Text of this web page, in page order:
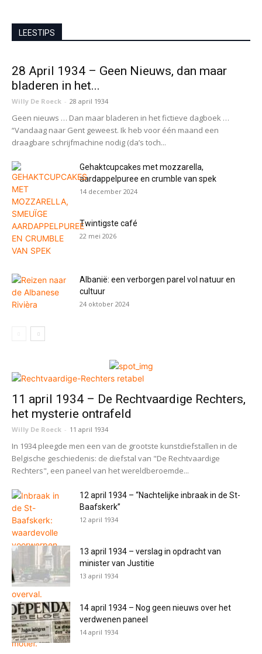
LEESTIPS
28 April 1934 – Geen Nieuws, dan maar
bladeren in het...
Willy De Roeck - 28 april 1934
Geen nieuws … Dan maar bladeren in het fictieve dagboek …
“Vandaag naar Gent geweest. Ik heb voor één maand een
draagbare schrijfmachine nodig (da’s toch...
Gehaktcupcakes met mozzarella,
aardappelpuree en crumble van spek
14 december 2024
Twintigste café
22 mei 2026
Albanië: een verborgen parel vol natuur en
cultuur
24 oktober 2024
11 april 1934 – De Rechtvaardige Rechters,
het mysterie ontrafeld
Willy De Roeck - 11 april 1934
In 1934 pleegde men een van de grootste kunstdiefstallen in de
Belgische geschiedenis: de diefstal van "De Rechtvaardige
Rechters", een paneel van het wereldberoemde...
12 april 1934 – “Nachtelijke inbraak in de St-
Baafskerk”
12 april 1934
13 april 1934 – verslag in opdracht van
minister van Justitie
13 april 1934
14 april 1934 – Nog geen nieuws over het
verdwenen paneel
14 april 1934